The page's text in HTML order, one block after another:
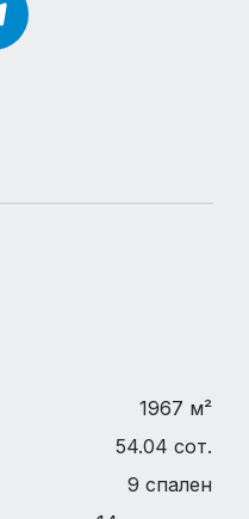
1967 м²
54.04 сот.
9 спален